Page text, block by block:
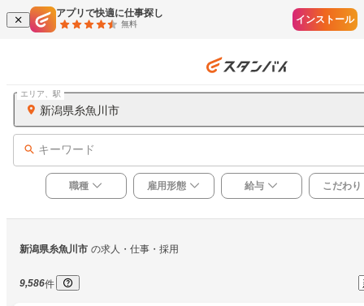
アプリで快適に仕事探し
無料 インストール
新潟県糸魚川市
エリア、駅
キーワード
職種 雇用形態 給与 こだわり
新潟県糸魚川市 の求人・仕事・採用
9,586件